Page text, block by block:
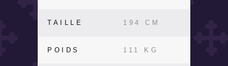
TAILLE 194 CM
POIDS 111 KG